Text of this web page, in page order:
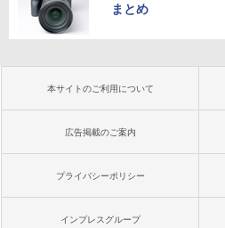
まとめ
本サイトのご利用について
広告掲載のご案内
プライバシーポリシー
インプレスグループ